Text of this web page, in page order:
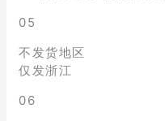
05
不发货地区
仅发浙江
06